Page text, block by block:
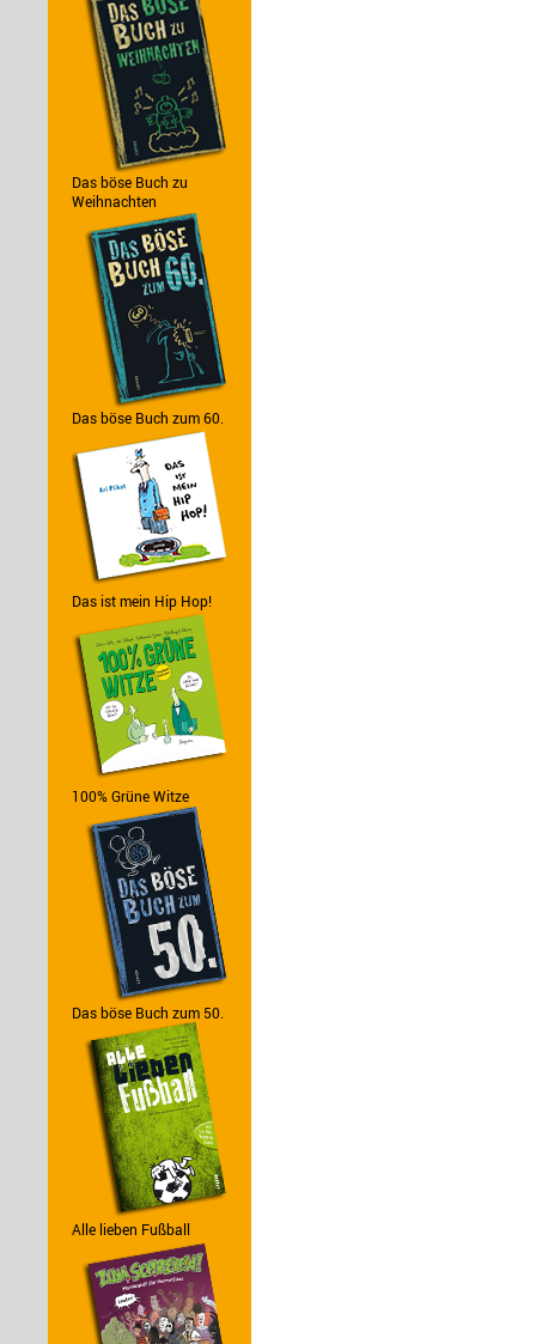
Das böse Buch zu
Weihnachten
Das böse Buch zum 60.
Das ist mein Hip Hop!
100% Grüne Witze
Das böse Buch zum 50.
Alle lieben Fußball